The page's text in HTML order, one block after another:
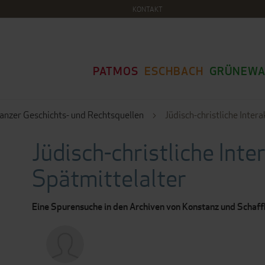
KONTAKT
PATMOS ESCHBACH
Geschichts- und Rechtsquellen Jüdisch-christliche
Jüdisch-christliche
Spätmittelalter
Eine Spurensuche in den Archiven von Konstanz und